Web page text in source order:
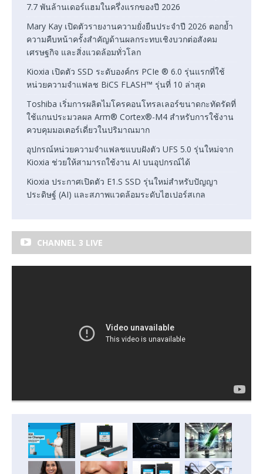
7.7 พันล้านเดอร์แฮมในครึ่งแรกของปี 2026
Mary Kay เปิดตัวรายงานความยั่งยืนประจำปี 2026 ตอกย้ำ
ความคืบหน้าครั้งสำคัญด้านผลกระทบเชิงบวกต่อสังคม
เศรษฐกิจ และสิ่งแวดล้อมทั่วโลก
Kioxia เปิดตัว SSD ระดับองค์กร PCIe ® 6.0 รุ่นแรกที่ใช้
หน่วยความจำแฟลช BiCS FLASH™ รุ่นที่ 10 ล่าสุด
Toshiba เริ่มการผลิตไมโครคอนโทรลเลอร์ขนาดกะทัดรัดที่
ใช้แกนประมวลผล Arm® Cortex®-M4 สำหรับการใช้งาน
ควบคุมมอเตอร์เดี่ยวในปริมาณมาก
อุปกรณ์หน่วยความจำแฟลชแบบฝังตัว UFS 5.0 รุ่นใหม่จาก
Kioxia ช่วยให้สามารถใช้งาน AI บนอุปกรณ์ได้
Kioxia ประกาศเปิดตัว E1.S SSD รุ่นใหม่สำหรับปัญญา
ประดิษฐ์ (AI) และสภาพแวดล้อมระดับไฮเปอร์สเกล
CHANNEL 3 LIVE